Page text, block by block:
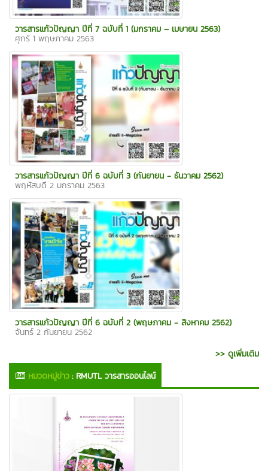
วารสารแก้วปัญญา ปีที่ 7 ฉบับที่ 1 (มกราคม – เมษายน 2563)
ศุกร์ 1 พฤษภาคม 2563
วารสารแก้วปัญญา ปีที่ 6 ฉบับที่ 3 (กันยายน - ธันวาคม 2562)
พฤหัสบดี 2 มกราคม 2563
วารสารแก้วปัญญา ปีที่ 6 ฉบับที่ 2 (พฤษภาคม - สิงหาคม 2562)
จันทร์ 2 กันยายน 2562
>> ดูเพิ่มเติม
หมวดหมู่ข่าว: RMUTL วารสารออนไลน์